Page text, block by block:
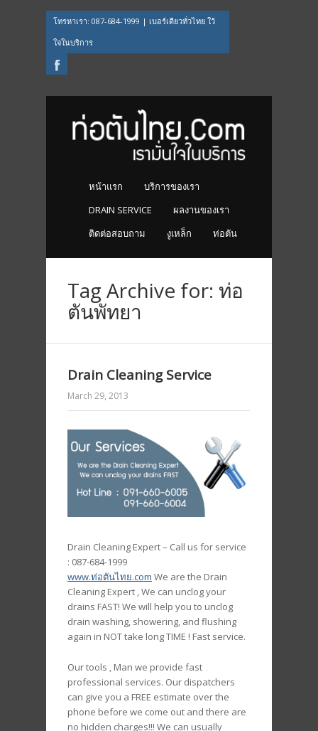
โทรหาเรา: 087-684-1999 | เบอร์เดียวทั่วไทย ใว้
ใจในบริการ
หน้าแรก
บริการของเรา
DRAIN SERVICE
ผลงานของเรา
ติดต่อสอบถาม
งูเหล็ก ท่อตัน
Tag Archive for: ท่อ
ตันพัทยา
Drain Cleaning Service
March 29, 2013
Drain Cleaning Expert – Call us for service
: 087-684-1999
www.ท่อตันไทย.com We are the Drain
Cleaning Expert , We can unclog your
drains FAST! We will help you to unclog
drain washing, showering, and flushing
again in NOT take long TIME ! Fast service.
Our tools , Man we provide fast
professional services. Our dispatchers
can give you a FREE estimate over the
phone before we come out and there are
no hidden charges!!! We can usually